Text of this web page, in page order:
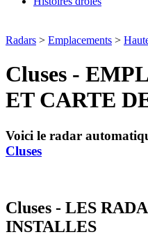
Radars > Emplacements >
Cluses -
ET CARTE
Voici le radar
Cluses
Cluses - LES
INSTALLES